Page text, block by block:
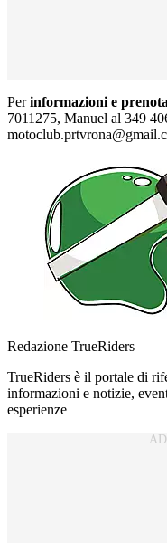
Perinformazioni e
7011275, Manuel al 349
Redazione TrueRiders
TrueRiders è il portale di
informazioni e notizie,
esperienze